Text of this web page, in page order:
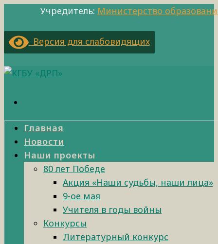
Учредитель: Министерство
Версия для слабовидящих
Главная
Новости
Наши проекты
80 лет Победе
Акция «Наши судьбы, наши лица»
9-ое мая
Учителя в годы войны
Конкурсы
Литературный конкурс